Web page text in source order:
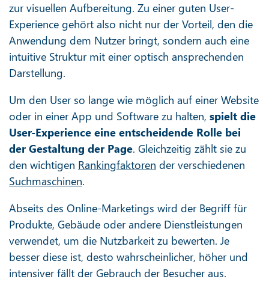
zur visuellen Aufbereitung. Zu einer guten User-
Experience gehört also nicht nur der Vorteil, den die
Anwendung dem Nutzer bringt, sondern auch eine
intuitive Struktur mit einer optisch ansprechenden
Darstellung.
Um den User so lange wie möglich auf einer Website
oder in einer App und Software zu halten, spielt die
User-Experience eine entscheidende Rolle bei
der Gestaltung der Page. Gleichzeitig zählt sie zu
den wichtigen Rankingfaktoren der verschiedenen
Suchmaschinen.
Abseits des Online-Marketings wird der Begriff für
Produkte, Gebäude oder andere Dienstleistungen
verwendet, um die Nutzbarkeit zu bewerten. Je
besser diese ist, desto wahrscheinlicher, höher und
intensiver fällt der Gebrauch der Besucher aus.